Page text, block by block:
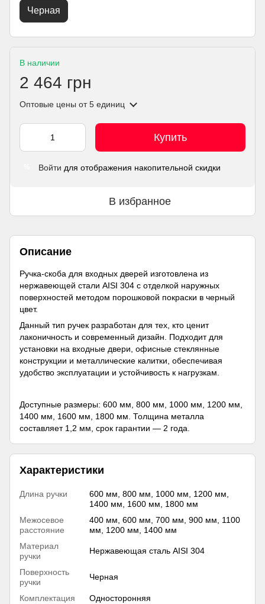
Черная
В наличии
2 464 грн
Оптовые цены от 5 единиц
Купить
Войти для отображения накопительной скидки
В избранное
Описание
Ручка-скоба для входных дверей изготовлена ​​из
нержавеющей стали AISI 304 с отделкой наружных
поверхностей методом порошковой покраски в черный
цвет.
Данный тип ручек разработан для тех, кто ценит
лаконичность и современный дизайн. Подходит для
установки на входные двери, офисные стеклянные
конструкции и металлические калитки, обеспечивая
удобство эксплуатации и устойчивость к нагрузкам.
Доступные размеры: 600 мм, 800 мм, 1000 мм, 1200 мм,
1400 мм, 1600 мм, 1800 мм. Толщина металла
составляет 1,2 мм, срок гарантии — 2 года.
Характеристики
Длина ручки
600 мм, 800 мм, 1000 мм, 1200 мм,
1400 мм, 1600 мм, 1800 мм
Межосевое
расстояние
400 мм, 600 мм, 700 мм, 900 мм, 1100
мм, 1200 мм, 1400 мм
Материал
ручки
Нержавеющая сталь AISI 304
Поверхность
ручки
Черная
Комплектация
Односторонняя